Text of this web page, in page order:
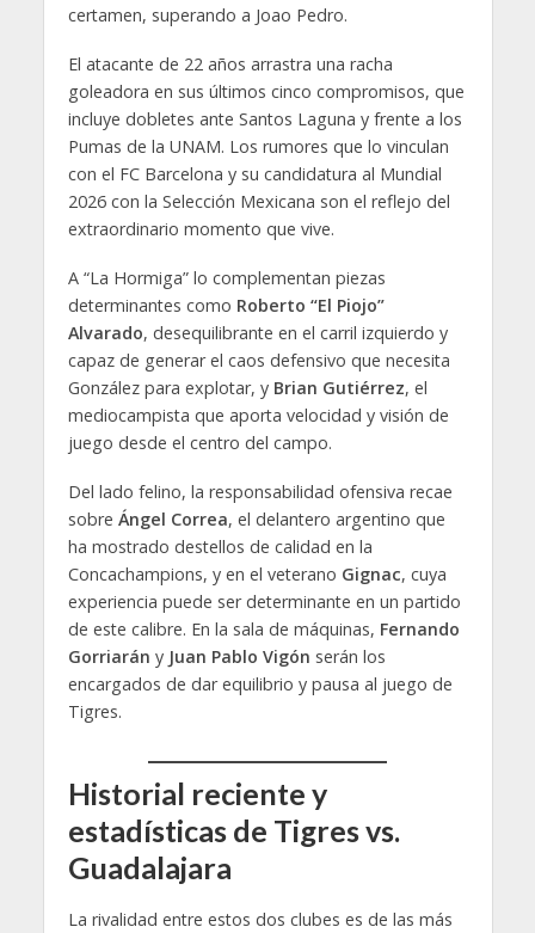
certamen, superando a Joao Pedro.
El atacante de 22 años arrastra una racha
goleadora en sus últimos cinco compromisos, que
incluye dobletes ante Santos Laguna y frente a los
Pumas de la UNAM. Los rumores que lo vinculan
con el FC Barcelona y su candidatura al Mundial
2026 con la Selección Mexicana son el reflejo del
extraordinario momento que vive.
A “La Hormiga” lo complementan piezas
determinantes como Roberto “El Piojo”
Alvarado, desequilibrante en el carril izquierdo y
capaz de generar el caos defensivo que necesita
González para explotar, y Brian Gutiérrez, el
mediocampista que aporta velocidad y visión de
juego desde el centro del campo.
Del lado felino, la responsabilidad ofensiva recae
sobre Ángel Correa, el delantero argentino que
ha mostrado destellos de calidad en la
Concachampions, y en el veterano Gignac, cuya
experiencia puede ser determinante en un partido
de este calibre. En la sala de máquinas, Fernando
Gorriarán y Juan Pablo Vigón serán los
encargados de dar equilibrio y pausa al juego de
Tigres.
Historial reciente y
estadísticas de Tigres vs.
Guadalajara
La rivalidad entre estos dos clubes es de las más